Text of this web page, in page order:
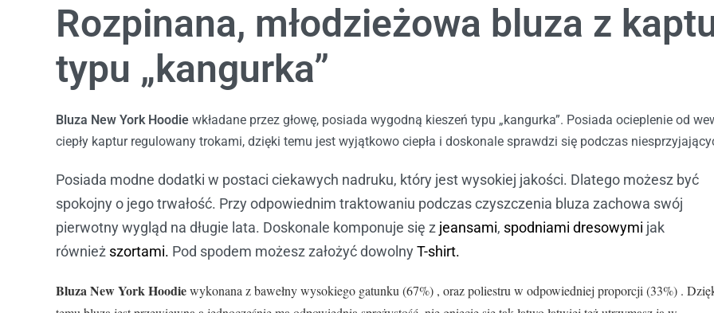
Rozpinana, młodzieżowa bluza z
typu „kangurka”
Bluza New York Hoodie wkładane przez głowę, posiada wygodną kieszeń typu „kangurka”. Posiada ocieplenie od
ciepły kaptur regulowany trokami, dzięki temu jest wyjątkowo ciepła i doskonale sprawdzi się podczas
Posiada modne dodatki w postaci ciekawych nadruku, który jest wysokiej jakości. Dlatego możesz być
spokojny o jego trwałość. Przy odpowiednim traktowaniu podczas czyszczenia bluza zachowa swój
pierwotny wygląd na długie lata. Doskonale komponuje się z jeansami, spodniami dresowymi jak
również szortami. Pod spodem możesz założyć dowolnyT-shirt.
Bluza New York Hoodiewykonana z bawełny wysokiego gatunku (67%) , oraz poliestru w odpowiedniej proporcji (33%) .